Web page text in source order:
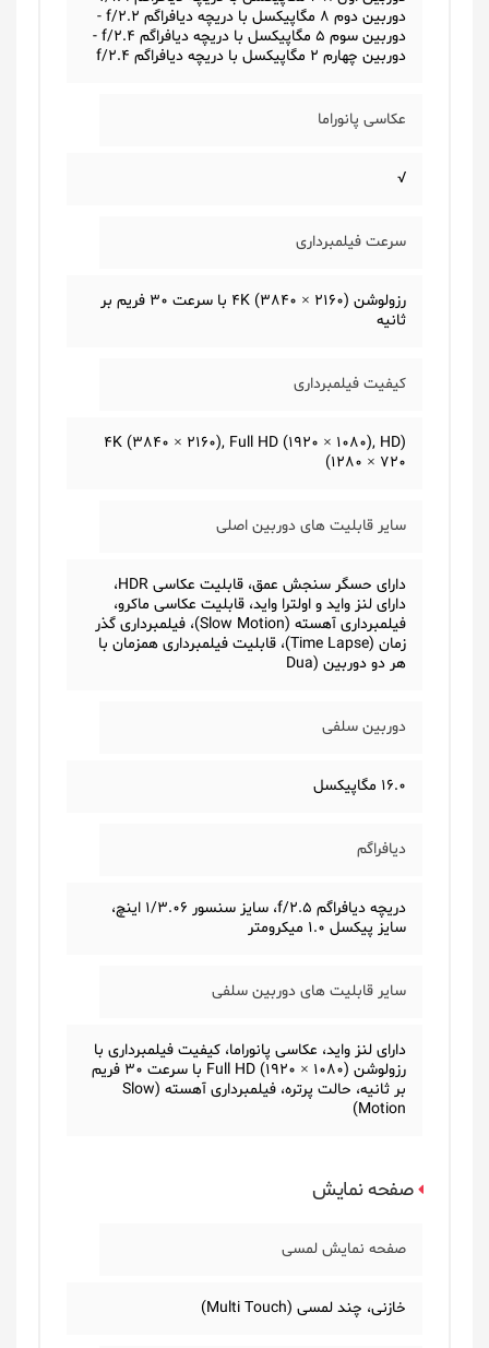
دوربین دوم 8 مگاپیکسل با دریچه دیافراگم f/2.2 -
دوربین سوم 5 مگاپیکسل با دریچه دیافراگم f/2.4 -
دوربین چهارم 2 مگاپیکسل با دریچه دیافراگم f/2.4
عکاسی پانوراما
√
سرعت فیلمبرداری
رزولوشن (2160 × 3840) 4K با سرعت 30 فریم بر
ثانیه
کیفیت فیلمبرداری
(4K (3840 × 2160), Full HD (1920 × 1080), HD
(1280 × 720
سایر قابلیت های دوربین اصلی
دارای حسگر سنجش عمق، قابلیت عکاسی HDR،
دارای لنز واید و اولترا واید، قابلیت عکاسی ماکرو،
فیلمبرداری آهسته (Slow Motion)، فیلمبرداری گذر
زمان (Time Lapse)، قابلیت فیلمبرداری همزمان با
هر دو دوربین (Dua
دوربین سلفی
16.0 مگاپیکسل
دیافراگم
دریچه دیافراگم f/2.5، سایز سنسور 1/3.06 اینچ،
سایز پیکسل 1.0 میکرومتر
سایر قابلیت های دوربین سلفی
دارای لنز واید، عکاسی پانوراما، کیفیت فیلمبرداری با
رزولوشن (1080 × 1920) Full HD با سرعت 30 فریم
بر ثانیه، حالت پرتره، فیلمبرداری آهسته (Slow
Motion)
صفحه نمایش
صفحه نمایش لمسی
خازنی، چند لمسی (Multi Touch)